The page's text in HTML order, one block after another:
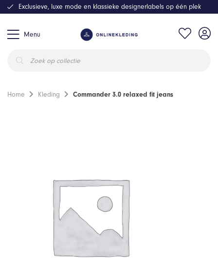
Menu
zoeken
Exclusieve, luxe mode en klassieke designerlabels op één plek
Home Kleding Commander 3.0 relaxed fit jeans